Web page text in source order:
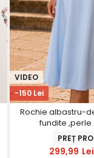
-150 Lei
VIDEO
Rochie albastru-
fundite
PREȚ
299,99 Lei